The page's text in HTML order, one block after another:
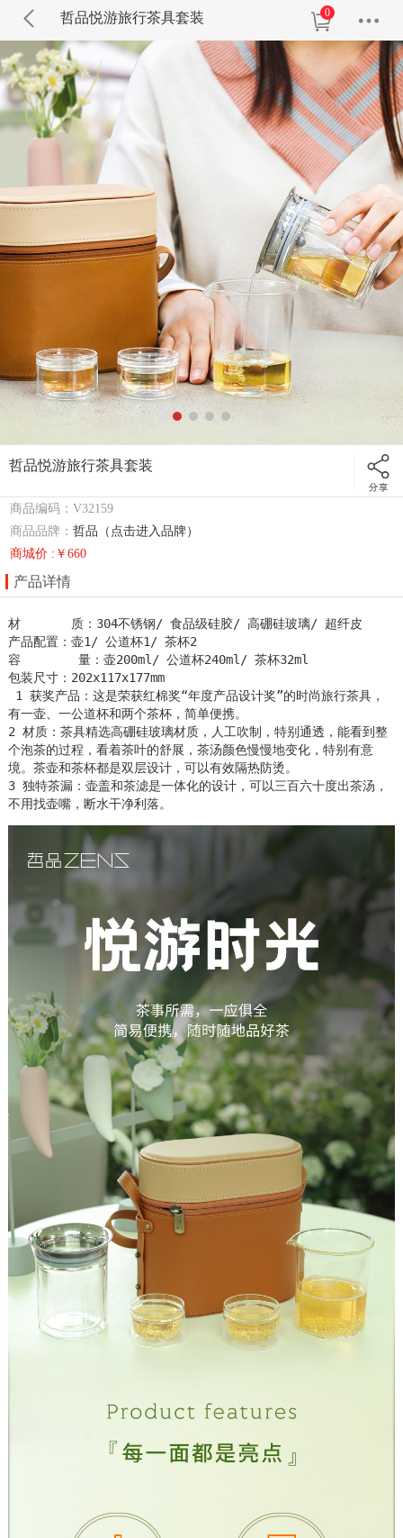
哲品悦游旅行茶具套装 0
哲品悦游旅行茶具套装
商品编码：V32159
商品品牌：哲品（点击进入品牌）
商城价 :￥660
产品详情
材       质：304不锈钢/ 食品级硅胶/ 高硼硅玻璃/ 超纤皮
产品配置：壶1/ 公道杯1/ 茶杯2
容        量：壶200ml/ 公道杯240ml/ 茶杯32ml
包装尺寸：202x117x177mm
有一壶、一公道杯和两个茶杯，简单便携。
2 材质：茶具精选高硼硅玻璃材质，人工吹制，特别通透，能看到整
个泡茶的过程，看着茶叶的舒展，茶汤颜色慢慢地变化，特别有意
境。茶壶和茶杯都是双层设计，可以有效隔热防烫。
3 独特茶漏：壶盖和茶滤是一体化的设计，可以三百六十度出茶汤，
不用找壶嘴，断水干净利落。